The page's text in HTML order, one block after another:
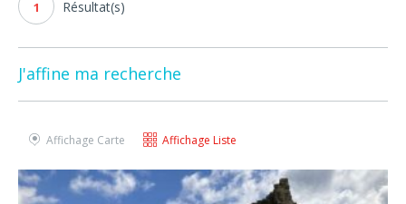
1 Résultat(s)
J'affine ma recherche
Affichage Carte Affichage Liste